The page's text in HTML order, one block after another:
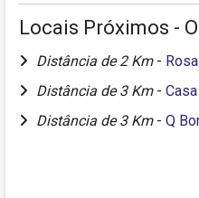
Locais Próximos -
Distância de 2 Km -
Distância de 3 Km -
Distância de 3 Km - Q